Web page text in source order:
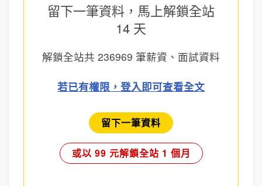
留下一筆資料，馬上解鎖全站
14 天
解鎖全站共 236969 筆薪資、面試資料
若已有權限，登入即可查看全文
留下一筆資料
或以 99 元解鎖全站 1 個月